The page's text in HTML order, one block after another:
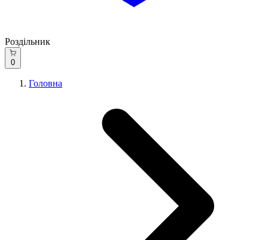
Роздільник
0
Головна